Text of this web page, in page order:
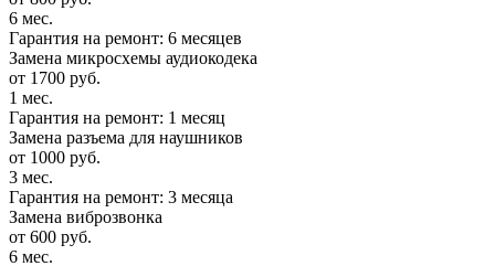
6 мес.
Гарантия на ремонт: 6 месяцев
Замена микросхемы аудиокодека
от 1700 руб.
1 мес.
Гарантия на ремонт: 1 месяц
Замена разъема для наушников
от 1000 руб.
3 мес.
Гарантия на ремонт: 3 месяца
Замена виброзвонка
от 600 руб.
6 мес.